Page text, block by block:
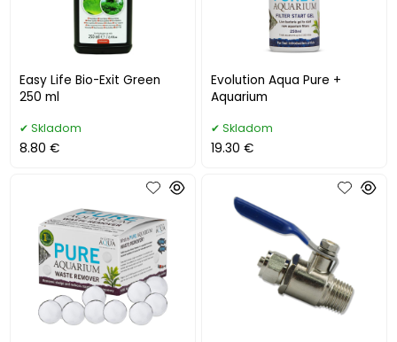
Easy Life Bio-Exit Green
250 ml
Skladom
8.80 €
Evolution Aqua Pure +
Aquarium
Skladom
19.30 €